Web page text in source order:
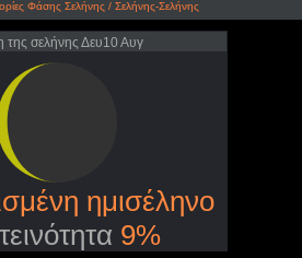
Φάσης Σελήνης / Σελήνης-Σελήνης
της σελήνης Δευ10 Αυγ
ημισέληνο
9%